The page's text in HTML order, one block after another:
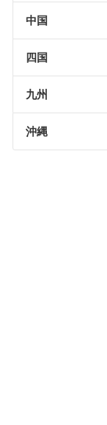
中国
四国
九州
沖縄